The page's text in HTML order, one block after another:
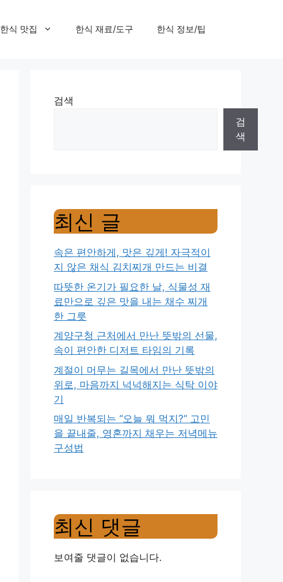
한식 맛집 한식 재료/도구 한식 정보/팁
검색
검
색
최신 글
속은 편안하게, 맛은 깊게! 자극적이
지 않은 채식 김치찌개 만드는 비결
따뜻한 온기가 필요한 날, 식물성 재
료만으로 깊은 맛을 내는 채수 찌개
한 그릇
계양구청 근처에서 만난 뜻밖의 선물,
속이 편안한 디저트 타임의 기록
계절이 머무는 길목에서 만난 뜻밖의
위로, 마음까지 넉넉해지는 식탁 이야
기
매일 반복되는 “오늘 뭐 먹지?” 고민
을 끝내줄, 영혼까지 채우는 저녁메뉴
구성법
최신 댓글
보여줄 댓글이 없습니다.